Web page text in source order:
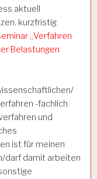
aktuell
kurzfristig
„Verfahren
Belastungen
-fachlich
und
ist für meinen
darf damit arbeiten